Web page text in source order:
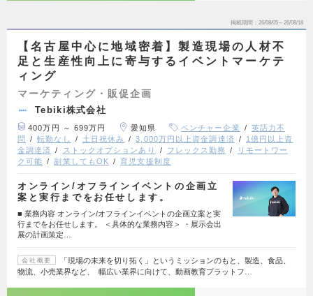
掲載期間 26/08/05～26/08/18
【名古屋中心に地域密着】製造現場の人材不
足と生産性向上に寄与するイベントマーケテ
ィング
マーケティング・販促企画
Tebiki株式会社
400万円 ～ 699万円 愛知県 ベンチャー企業
英語力不
問
転勤なし 土日祝休み 3,000万円以上資金調達済
1億円以上資
金調達済
ストックオプションあり フレックス勤務
リモートワー
ク可能
副業してもOK 育児支援制度
オンライン/オフラインイベントの企画立
案と実行までをお任せします。
■ 業務内容 オンライン/オフラインイベントの企画立案と実
行までをお任せします。 ＜具体的な業務内容＞ ・展示会出
展の計画策定…
会社概要
「現場の未来を切り拓く」というミッションのもと、製造、食品、
物流、小売業界など、 幅広い業界に向けて、動画教育プラットフ…